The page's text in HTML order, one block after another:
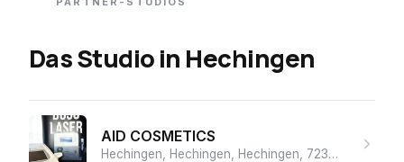
Das Studioin Hechingen
AID COSMETICS
Hechingen, Hechingen, Hechingen, 72379, Germany